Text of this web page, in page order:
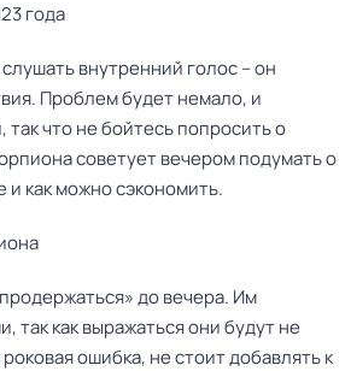
года
внутренний голос – он
Проблем будет немало, и
что не бойтесь попросить о
советует вечером подумать о
и как можно сэкономить.
до вечера. Им
так как выражаться они будут не
ошибка, не стоит добавлять к